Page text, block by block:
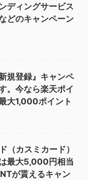
ディングサービス
どのキャンペーン
規登録』キャンペ
。今なら楽天ポイ
大1,000ポイント
（カスミカード）
最大5,000円相当
が貰えるキャン